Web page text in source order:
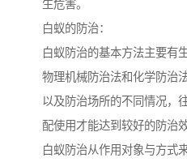
生危害。
白蚁的防治：
白蚁防治的基本方法主要有
物理机械防治法和化学防治
以及防治场所的不同情况，
配使用才能达到较好的防治效
白蚁防治从作用对象与方式